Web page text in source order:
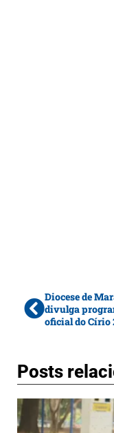
Diocese de
divulga
oficial do Círio
Posts